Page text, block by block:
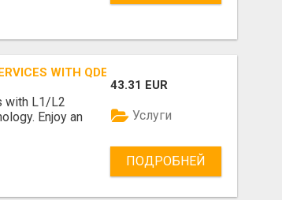
WITH QDEXI TECHNOLOGY TODAY
with L1/L2
Enjoy an
43.31 EUR
Услуги
ПОДРОБНЕЙ